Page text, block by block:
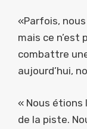
«Parfois,
mais ce n’est
combattre
aujourd’hui,
« Nous étions
de la piste.